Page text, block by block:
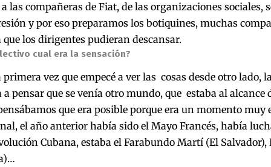
las compañeras de Fiat, de las organizaciones sociales,
y por eso preparamos los botiquines, muchas
que los dirigentes pudieran descansar.
cual era la sensación?
vez que empecé a ver las cosas desde otro lado,
pensar que se venía otro mundo, que estaba al alcance
que era posible porque era un momento muy
el año anterior había sido el Mayo Francés, había
Cubana, estaba el Farabundo Martí (El